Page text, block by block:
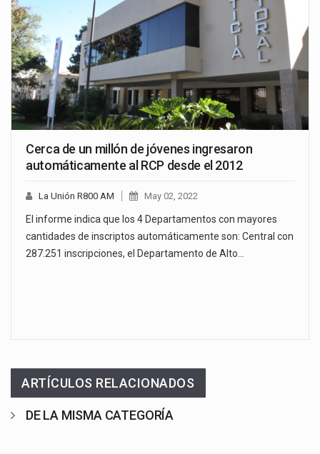
Cerca de un millón de jóvenes ingresaron
automáticamente al RCP desde el 2012
La Unión R800 AM May 02, 2022
El informe indica que los 4 Departamentos con mayores
cantidades de inscriptos automáticamente son: Central con
287.251 inscripciones, el Departamento de Alto…
ARTÍCULOS RELACIONADOS
DE LA MISMA CATEGORÍA